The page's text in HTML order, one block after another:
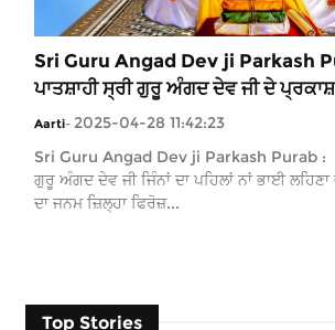
Sri Guru Angad Dev ji Parkash
ਪਾਤਸ਼ਾਹੀ ਸ੍ਰੀ ਗੁਰੂ ਅੰਗਦ ਦੇਵ ਜੀ ਦੇ ਪ੍ਰਕਾਸ਼
Aarti- 2025-04-28 11:42:23
Sri Guru Angad Dev ji Parkash Purab :
ਗੁਰੂ ਅੰਗਦ ਦੇਵ ਜੀ ਜਿੰਨਾਂ ਦਾ ਪਹਿਲਾਂ ਨਾਂ ਭਾਈ ਲਹਿਣਾ
ਦਾ ਜਨਮ ਜ਼ਿਲ੍ਹਾ ਫਿਰੋਜ਼...
Top Stories